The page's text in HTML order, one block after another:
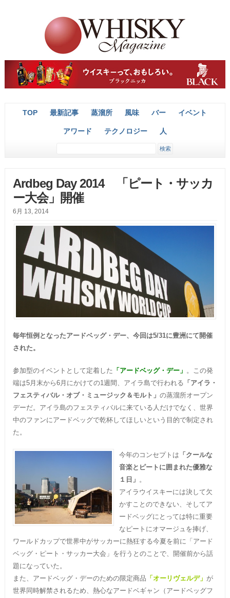
TOP 最新記事 蒸溜所 風味 バー イベント
アワード テクノロジー 人
Ardbeg Day 2014 「ピート・サッカ
ー大会」開催
6月 13, 2014
毎年恒例となったアードベッグ・デー、今回は5/31に豊洲にて開催
された。
参加型のイベントとして定着した 「アードベッグ・デー」 。この発
端は5月末から6月にかけての1週間、アイラ島で行われる 「アイラ・
フェスティバル・オブ・ミュージック＆モルト」 の蒸溜所オープン
デーだ。アイラ島のフェスティバルに来ている人だけでなく、世界
中のファンにアードベッグで乾杯してほしいという目的で制定され
た。
今年のコンセプトは 「クールな
音楽とピートに囲まれた優雅な
１日」 。
アイラウイスキーには決して欠
かすことのできない、そしてア
ードベッグにとっては特に重要
なピートにオマージュを捧げ、
ワールドカップで世界中がサッカーに熱狂する今夏を前に「アード
ベッグ・ピート・サッカー大会」を行うとのことで、開催前から話
題になっていた。
また、アードベッグ・デーのための限定商品 「オーリヴェルデ」 が
世界同時解禁されるため、熱心なアードベギャン（アードベッグフ